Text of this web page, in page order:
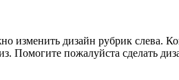
дизайн рубрик слева.
Помогите пожалуйста сделать